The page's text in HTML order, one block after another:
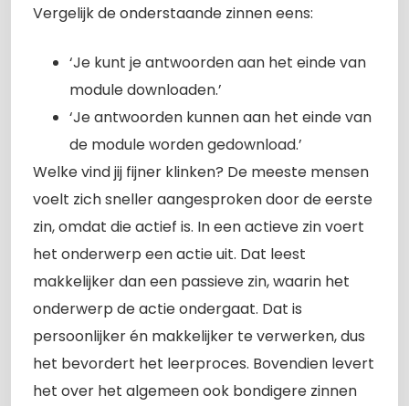
Vergelijk de onderstaande zinnen eens:
‘Je kunt je antwoorden aan het einde van
module downloaden.’
‘Je antwoorden kunnen aan het einde van
de module worden gedownload.’
Welke vind jij fijner klinken? De meeste mensen
voelt zich sneller aangesproken door de eerste
zin, omdat die actief is. In een actieve zin voert
het onderwerp een actie uit. Dat leest
makkelijker dan een passieve zin, waarin het
onderwerp de actie ondergaat. Dat is
persoonlijker én makkelijker te verwerken, dus
het bevordert het leerproces. Bovendien levert
het over het algemeen ook bondigere zinnen